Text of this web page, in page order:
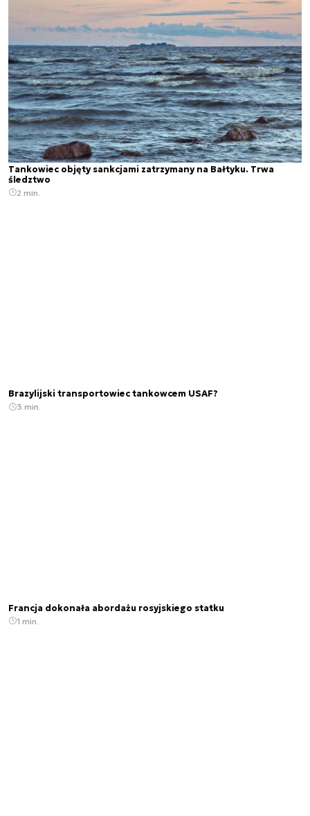
Tankowiec objęty sankcjami zatrzymany na Bałtyku. Trwa
śledztwo
2 min.
Brazylijski transportowiec tankowcem USAF?
3 min.
Francja dokonała abordażu rosyjskiego statku
1 min.